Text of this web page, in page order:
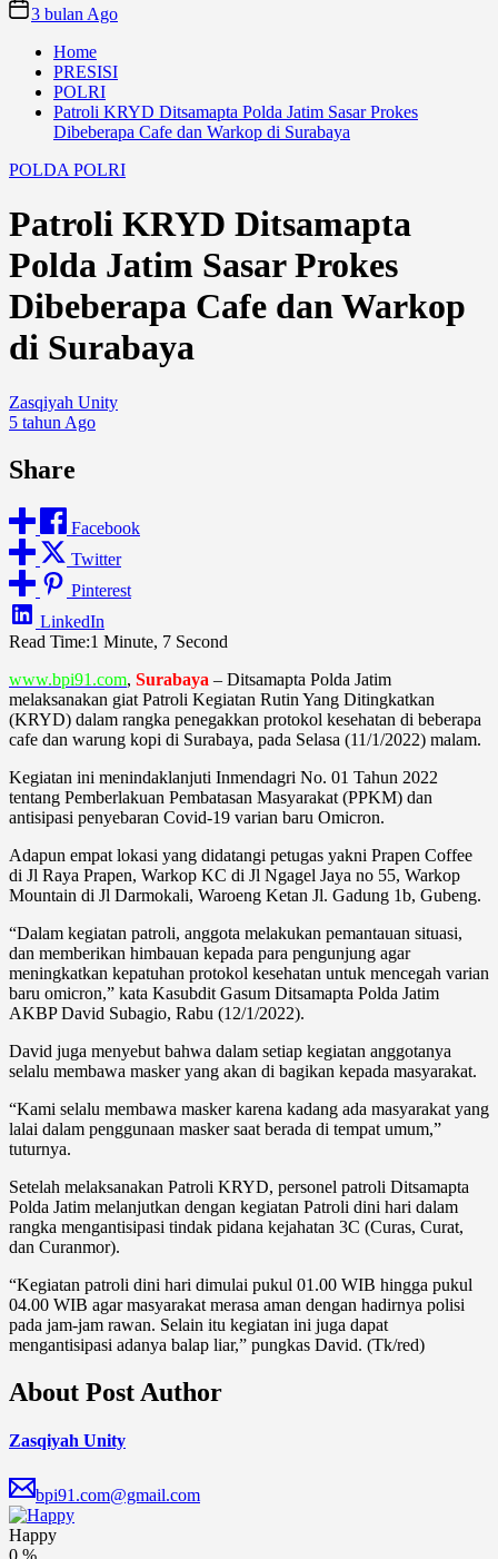
3 bulan Ago
Home
PRESISI
POLRI
Patroli KRYD Ditsamapta Polda Jatim Sasar Prokes
Dibeberapa Cafe dan Warkop di Surabaya
POLDA POLRI
Patroli KRYD Ditsamapta
Polda Jatim Sasar Prokes
Dibeberapa Cafe dan Warkop
di Surabaya
Zasqiyah Unity
5 tahun Ago
Share
Facebook
Twitter
Pinterest
LinkedIn
Read Time:1 Minute, 7 Second
www.bpi91.com, Surabaya – Ditsamapta Polda Jatim
melaksanakan giat Patroli Kegiatan Rutin Yang Ditingkatkan
(KRYD) dalam rangka penegakkan protokol kesehatan di beberapa
cafe dan warung kopi di Surabaya, pada Selasa (11/1/2022) malam.
Kegiatan ini menindaklanjuti Inmendagri No. 01 Tahun 2022
tentang Pemberlakuan Pembatasan Masyarakat (PPKM) dan
antisipasi penyebaran Covid-19 varian baru Omicron.
Adapun empat lokasi yang didatangi petugas yakni Prapen Coffee
di Jl Raya Prapen, Warkop KC di Jl Ngagel Jaya no 55, Warkop
Mountain di Jl Darmokali, Waroeng Ketan Jl. Gadung 1b, Gubeng.
“Dalam kegiatan patroli, anggota melakukan pemantauan situasi,
dan memberikan himbauan kepada para pengunjung agar
meningkatkan kepatuhan protokol kesehatan untuk mencegah varian
baru omicron,” kata Kasubdit Gasum Ditsamapta Polda Jatim
AKBP David Subagio, Rabu (12/1/2022).
David juga menyebut bahwa dalam setiap kegiatan anggotanya
selalu membawa masker yang akan di bagikan kepada masyarakat.
“Kami selalu membawa masker karena kadang ada masyarakat yang
lalai dalam penggunaan masker saat berada di tempat umum,”
tuturnya.
Setelah melaksanakan Patroli KRYD, personel patroli Ditsamapta
Polda Jatim melanjutkan dengan kegiatan Patroli dini hari dalam
rangka mengantisipasi tindak pidana kejahatan 3C (Curas, Curat,
dan Curanmor).
“Kegiatan patroli dini hari dimulai pukul 01.00 WIB hingga pukul
04.00 WIB agar masyarakat merasa aman dengan hadirnya polisi
pada jam-jam rawan. Selain itu kegiatan ini juga dapat
mengantisipasi adanya balap liar,” pungkas David. (Tk/red)
About Post Author
Zasqiyah Unity
bpi91.com@gmail.com
Happy
0 %